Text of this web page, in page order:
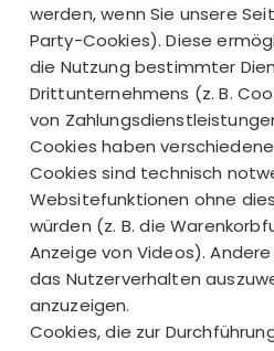
werden, wenn Sie unsere
Party-Cookies). Diese
die Nutzung bestimmter
Drittunternehmens (z. B.
von
Cookies haben
Cookies sind technisch
Websitefunktionen ohne
würden (z. B. die
Anzeige von Videos).
das Nutzerverhalten
anzuzeigen.
Cookies, die zur